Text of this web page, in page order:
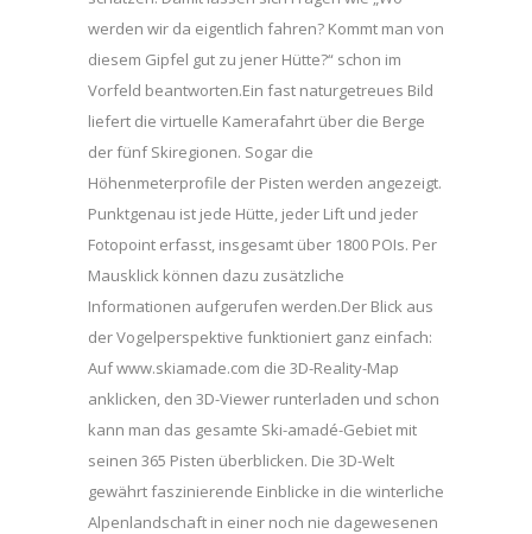
werden wir da eigentlich fahren? Kommt man von
diesem Gipfel gut zu jener Hütte?“ schon im
Vorfeld beantworten.Ein fast naturgetreues Bild
liefert die virtuelle Kamerafahrt über die Berge
der fünf Skiregionen. Sogar die
Höhenmeterprofile der Pisten werden angezeigt.
Punktgenau ist jede Hütte, jeder Lift und jeder
Fotopoint erfasst, insgesamt über 1800 POIs. Per
Mausklick können dazu zusätzliche
Informationen aufgerufen werden.Der Blick aus
der Vogelperspektive funktioniert ganz einfach:
Auf www.skiamade.com die 3D-Reality-Map
anklicken, den 3D-Viewer runterladen und schon
kann man das gesamte Ski-amadé-Gebiet mit
seinen 365 Pisten überblicken. Die 3D-Welt
gewährt faszinierende Einblicke in die winterliche
Alpenlandschaft in einer noch nie dagewesenen